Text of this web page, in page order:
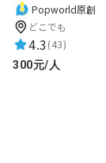
Popworld原創
どこでも
4.3(43)
300元/人